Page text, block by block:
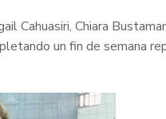
Cahuasiri, Chiara
un fin de semana